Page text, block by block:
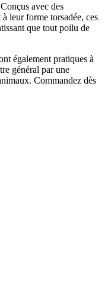
avec des
leur forme torsadée, ces
que tout poilu de
également pratiques à
général par une
Commandez dès